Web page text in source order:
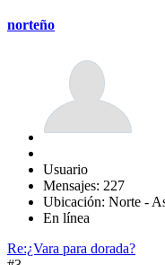
norteño
Usuario
Mensajes: 227
Ubicación: Norte -
En línea
Re:¿Vara para dorada?